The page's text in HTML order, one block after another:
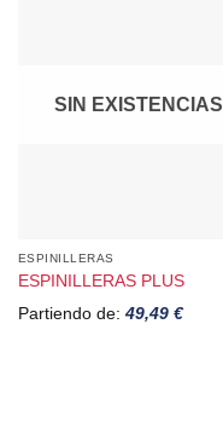
SIN EXISTENCIAS
ESPINILLERAS
ESPINILLERAS PLUS
Partiendo de: 49,49 €